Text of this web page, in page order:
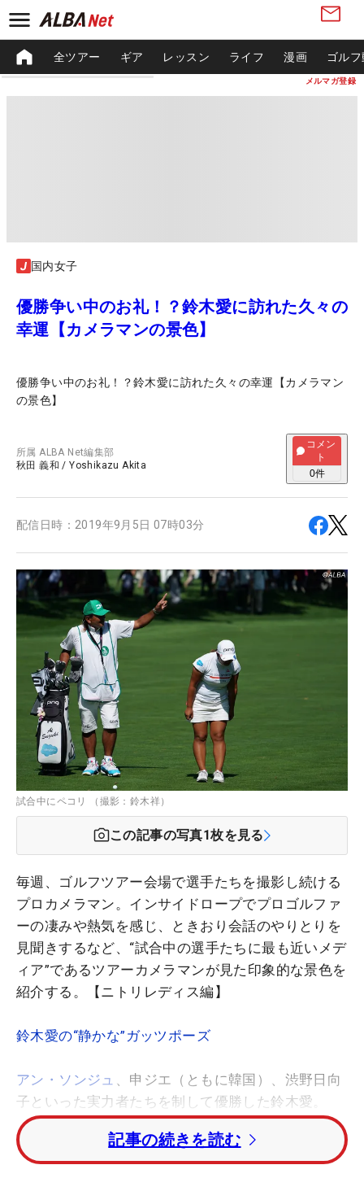
メルマガ登録
全ツアー ギア レッスン ライフ 漫画 ゴル
国内女子
優勝争い中のお礼！？鈴木愛に訪れた久々の
幸運【カメラマンの景色】
優勝争い中のお礼！？鈴木愛に訪れた久々の幸運【カメラマン
の景色】
所属ALBA Net編集部
秋田 義和 /Yoshikazu Akita
コメン
ト
0件
配信日時： 2019年9月5日 07時03分
試合中にペコリ （撮影：鈴木祥）
この記事の写真1枚を見る
毎週、ゴルフツアー会場で選手たちを撮影し続ける
プロカメラマン。インサイドロープでプロゴルファ
ーの凄みや熱気を感じ、ときおり会話のやりとりを
見聞きするなど、“試合中の選手たちに最も近いメデ
ィア”であるツアーカメラマンが見た印象的な景色を
紹介する。【ニトリレディス編】
鈴木愛の“静かな”ガッツポーズ
アン・ソンジュ
、申ジエ（ともに韓国）、渋野日向
子といった実力者たちを制して優勝した鈴木愛。
「一番大きかった」という一打が14番のティショッ
ト。右からの風に対して右に打ち出したが、打球は
風に乗って流されていく。左の林のなかに入ること
記事の続きを読む